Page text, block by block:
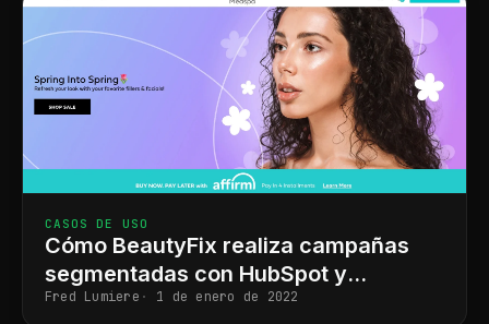
CASOS DE USO
Cómo BeautyFix realiza campañas
segmentadas con HubSpot y
Mindbody.
Fred Lumiere 1 de enero de 2022